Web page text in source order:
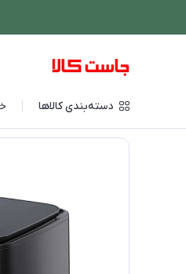
دسته‌بندی کالاها
فروشگاه اینترنتی جاست کالا